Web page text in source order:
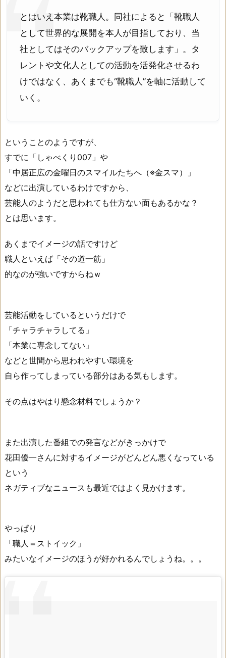
とはいえ本業は靴職人。同社によると「靴職人
として世界的な展開を本人が目指しており、当
社としてはそのバックアップを致します」。タ
レントや文化人としての活動を活発化させるわ
けではなく、あくまでも“靴職人”を軸に活動して
いく。
ということのようですが、
すでに「しゃべくり007」や
「中居正広の金曜日のスマイルたちへ（※金スマ）」
などに出演しているわけですから、
芸能人のようだと思われても仕方ない面もあるかな？
とは思います。
あくまでイメージの話ですけど
職人といえば「その道一筋」
的なのが強いですからねｗ
芸能活動をしているというだけで
「チャラチャラしてる」
「本業に専念してない」
などと世間から思われやすい環境を
自ら作ってしまっている部分はある気もします。
その点はやはり懸念材料でしょうか？
また出演した番組での発言などがきっかけで
花田優一さんに対するイメージがどんどん悪くなっている
という
ネガティブなニュースも最近ではよく見かけます。
やっぱり
「職人＝ストイック」
みたいなイメージのほうが好かれるんでしょうね。。。